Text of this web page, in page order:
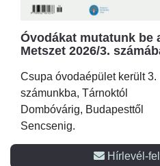
Óvodákat mutatunk be
Metszet 2026/3.
Csupa óvodaépület került 3.
számunkba, Tárnoktól
Dombóvárig, Budapesttől
Sencsenig.
Hírlevél-